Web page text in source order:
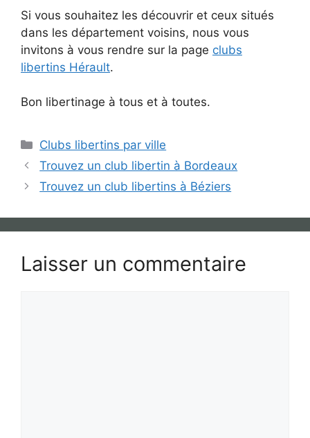
Si vous souhaitez les découvrir et ceux situés
dans les département voisins, nous vous
invitons à vous rendre sur la page clubs
libertins Hérault.
Bon libertinage à tous et à toutes.
Catégories
Clubs libertins par ville
Trouvez un club libertin à Bordeaux
Trouvez un club libertins à Béziers
Laisser un commentaire